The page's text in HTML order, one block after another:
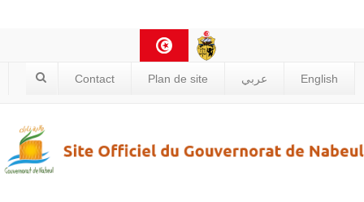
Contact Plan de site عربي English